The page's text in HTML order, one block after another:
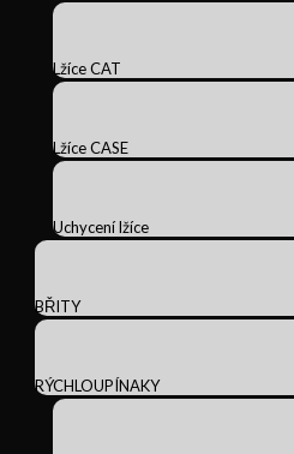
Lžíce CAT
Lžíce CASE
Uchycení lžíce
BŘITY
RÝCHLOUPÍNAKY